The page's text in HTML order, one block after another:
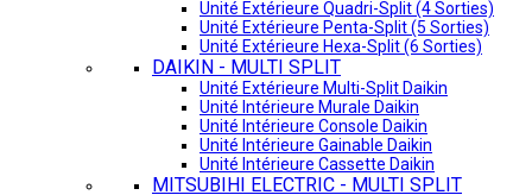
Unité Extérieure Quadri-Split (4 Sorties)
Unité Extérieure Penta-Split (5 Sorties)
Unité Extérieure Hexa-Split (6 Sorties)
DAIKIN - MULTI SPLIT
Unité Extérieure Multi-Split Daikin
Unité Intérieure Murale Daikin
Unité Intérieure Console Daikin
Unité Intérieure Gainable Daikin
Unité Intérieure Cassette Daikin
MITSUBIHI ELECTRIC - MULTI SPLIT